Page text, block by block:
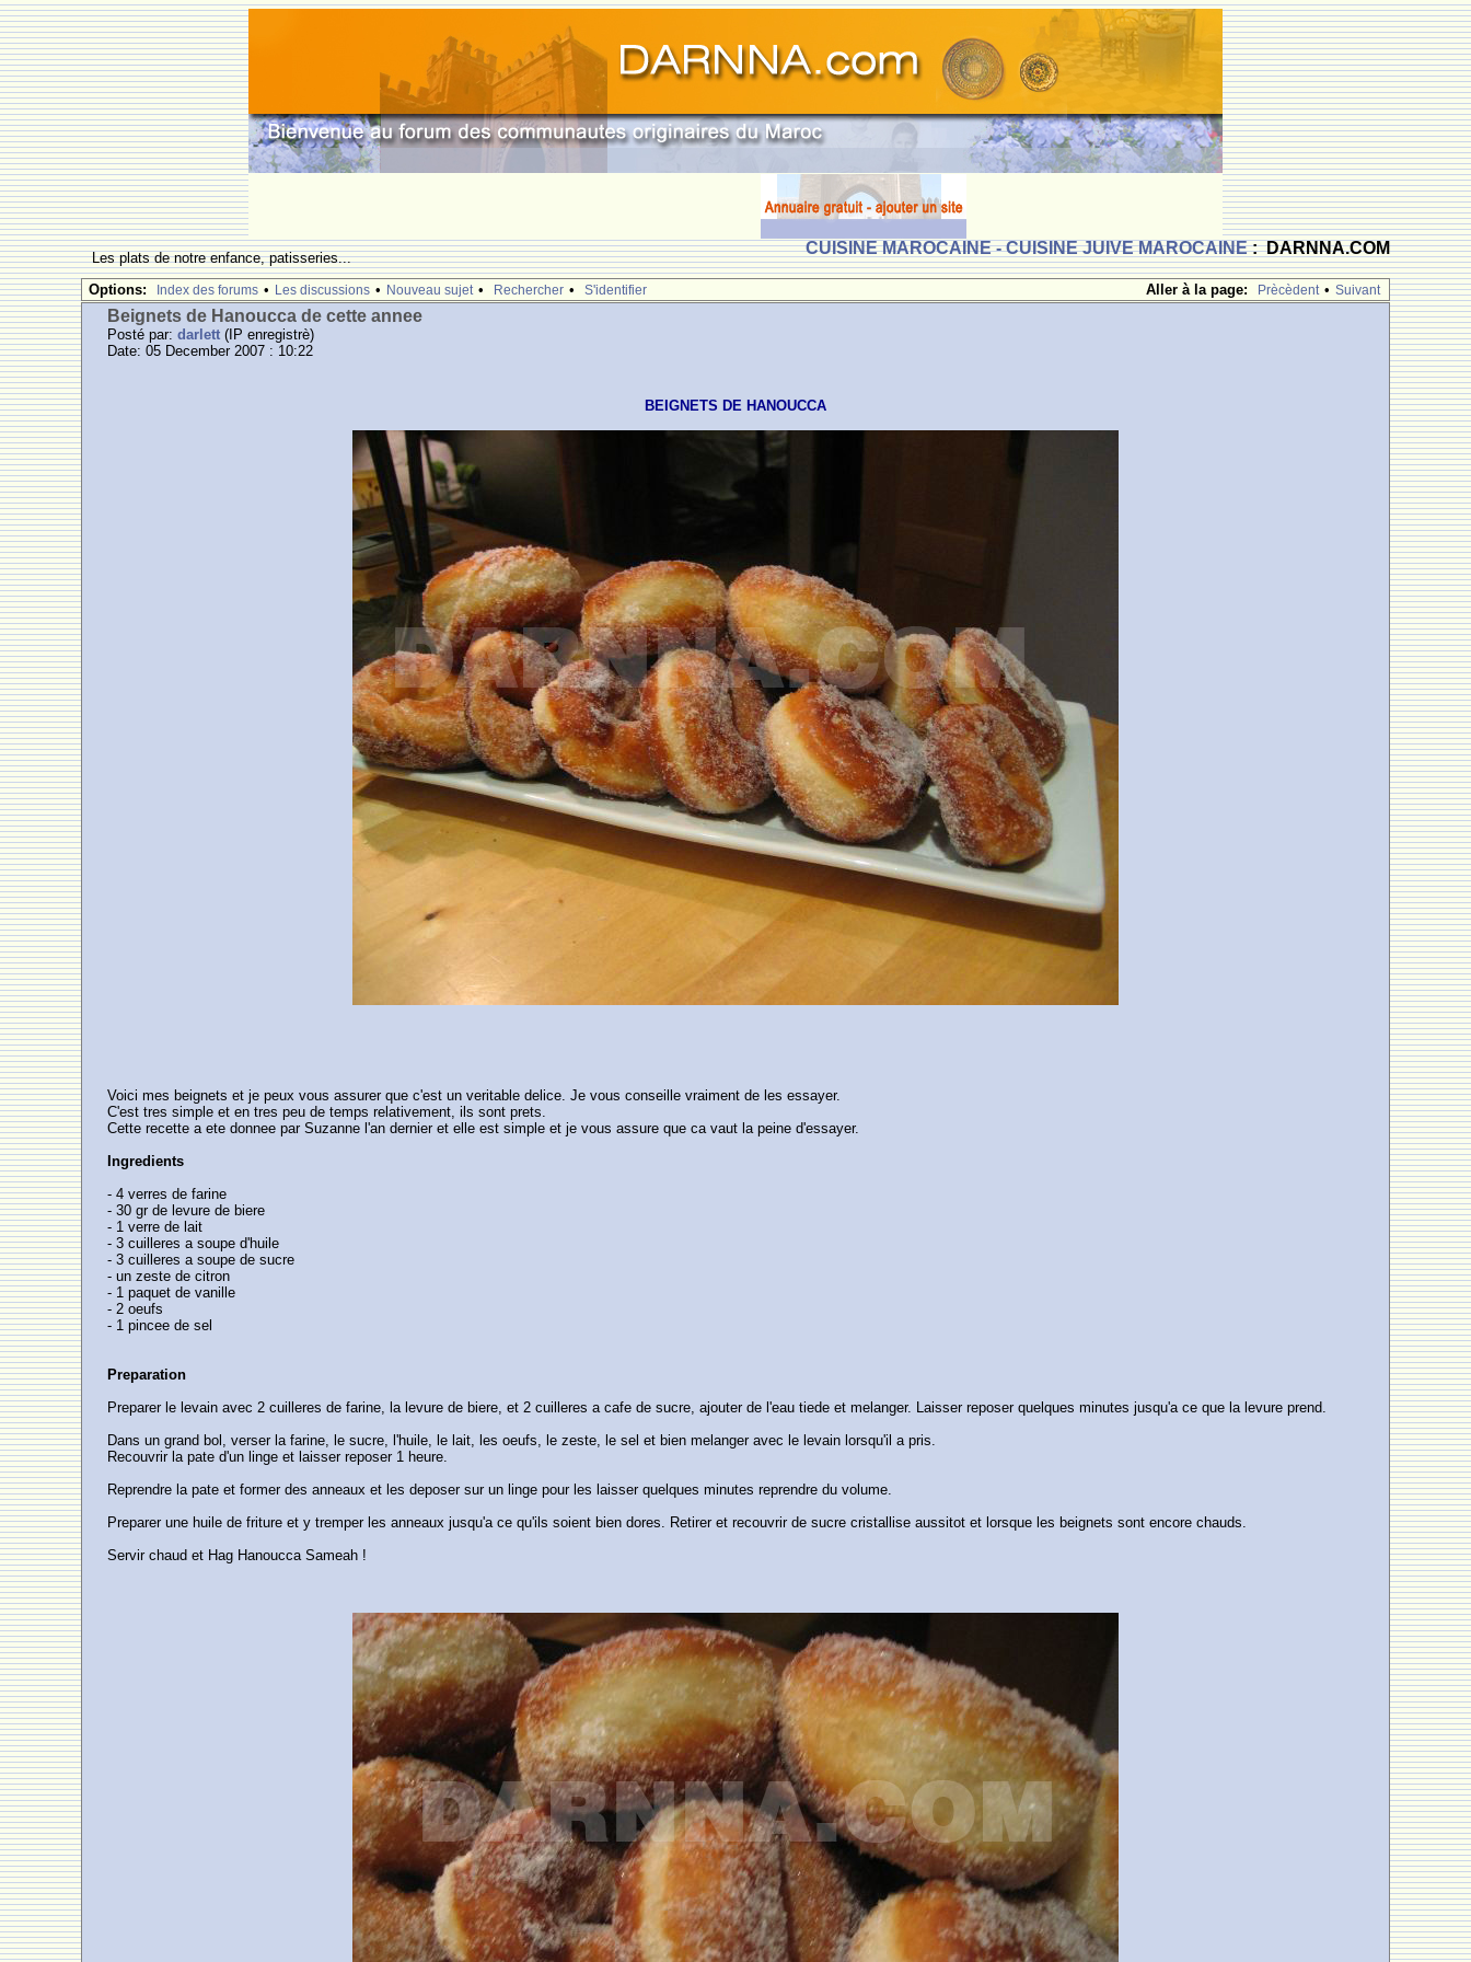
CUISINE MAROCAINE - CUISINE JUIVE MAROCAINE: DARNNA.COM
Les plats de notre enfance, patisseries...
Aller à la page:
Prècèdent • Suivant
Options: Index des forums • Les discussions • Nouveau sujet • Rechercher • S'identifier
Beignets de Hanoucca de cette annee
Posté par:darlett (IP enregistrè)
Date: 05 December 2007 : 10:22
BEIGNETS DE HANOUCCA
Voici mes beignets et je peux vous assurer que c'est un veritable delice. Je vous conseille vraiment de les essayer.
C'est tres simple et en tres peu de temps relativement, ils sont prets.
Cette recette a ete donnee par Suzanne l'an dernier et elle est simple et je vous assure que ca vaut la peine d'essayer.
Ingredients
- 4 verres de farine
- 30 gr de levure de biere
- 1 verre de lait
- 3 cuilleres a soupe d'huile
- 3 cuilleres a soupe de sucre
- un zeste de citron
- 1 paquet de vanille
- 2 oeufs
- 1 pincee de sel
Preparation
Preparer le levain avec 2 cuilleres de farine, la levure de biere, et 2 cuilleres a cafe de sucre, ajouter de l'eau tiede et melanger. Laisser reposer quelques minutes jusqu'a ce que la levure prend.
Dans un grand bol, verser la farine, le sucre, l'huile, le lait, les oeufs, le zeste, le sel et bien melanger avec le levain lorsqu'il a pris.
Recouvrir la pate d'un linge et laisser reposer 1 heure.
Reprendre la pate et former des anneaux et les deposer sur un linge pour les laisser quelques minutes reprendre du volume.
Preparer une huile de friture et y tremper les anneaux jusqu'a ce qu'ils soient bien dores. Retirer et recouvrir de sucre cristallise aussitot et lorsque les beignets sont encore chauds.
Servir chaud et Hag Hanoucca Sameah !